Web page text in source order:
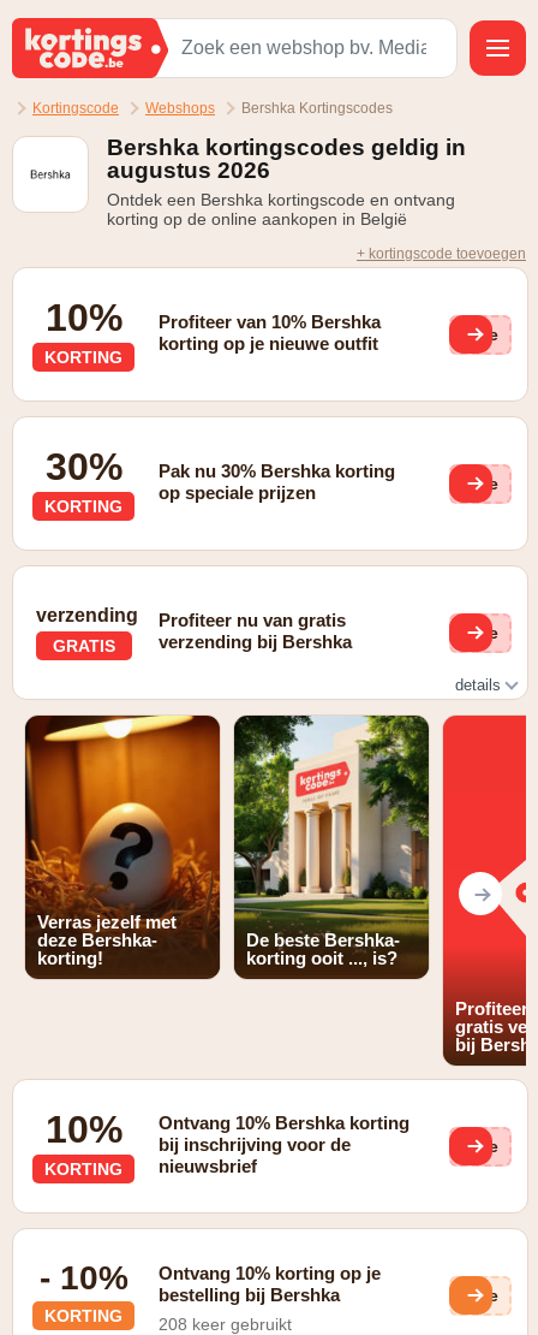
Kortingscode Webshops Bershka Kortingscodes
Bershka kortingscodes geldig in
augustus 2026
Ontdek een Bershka kortingscode en ontvang
korting op de online aankopen in België
+ kortingscode toevoegen
10%
KORTING
Profiteer van 10% Bershka
korting op je nieuwe outfit
(ge
30%
KORTING
Pak nu 30% Bershka korting
op speciale prijzen
(ge
verzending
GRATIS
Profiteer nu van gratis
verzending bij Bershka
(ge
details
gratis verzending bij een bestelling vanaf €45,-
Verras jezelf met
deze Bershka-
korting!
De beste Bershka-
korting ooit ..., is?
Profiteer
gratis
bij
10%
KORTING
Ontvang 10% Bershka korting
bij inschrijving voor de
nieuwsbrief
(ge
- 10%
KORTING
Ontvang 10% korting op je
bestelling bij Bershka
208 keer gebruikt
fOe